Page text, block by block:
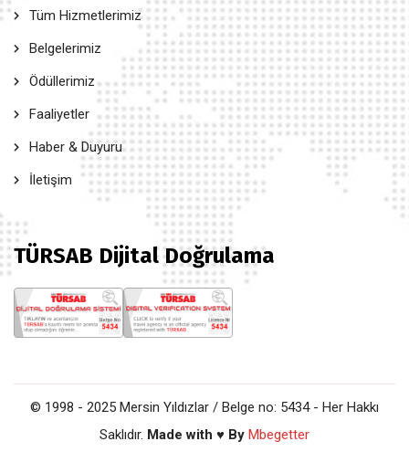
Tüm Hizmetlerimiz
Belgelerimiz
Ödüllerimiz
Faaliyetler
Haber & Duyuru
İletişim
TÜRSAB Dijital Doğrulama
© 1998 - 2025 Mersin Yıldızlar / Belge no: 5434 - Her Hakkı
Saklıdır. Made with ♥ By Mbegetter